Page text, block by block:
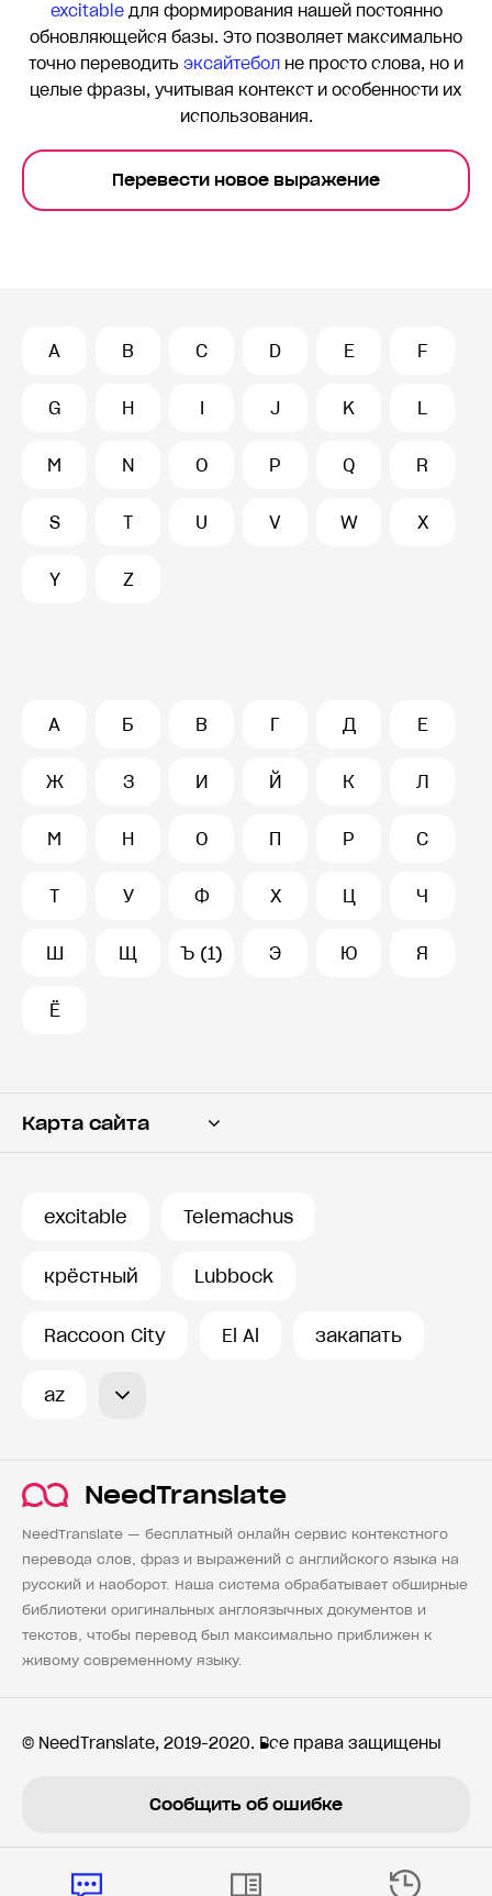
excitableдля формирования нашей постоянно
обновляющейся базы. Это позволяет максимально
точно переводить эксайтебол не просто слова, но и
целые фразы, учитывая контекст и особенности их
использования.
Перевести новое выражение
A B C D E F
G H I J K L
M N O P Q R
S T U V W X
Y Z
А Б В Г Д Е
Ж З И Й К Л
М Н О П Р С
Т У Ф Х Ц Ч
Ш Щ Ъ (1) Э Ю Я
Ё
Карта сайта
excitable Telemachus
крёстный Lubbock
Raccoon City El Al закапать
az
NeedTranslate
NeedTranslate — бесплатный онлайн сервис контекстного
перевода слов, фраз и выражений с английского языка на
русский и наоборот. Наша система обрабатывает обширные
библиотеки оригинальных англоязычных документов и
текстов, чтобы перевод был максимально приближен к
живому современному языку.
© NeedTranslate, 2019-2020. Все права защищены
Сообщить об ошибке